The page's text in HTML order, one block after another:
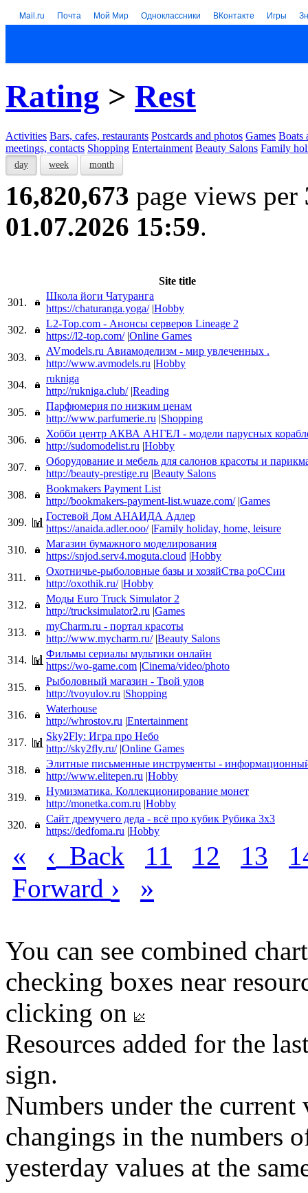
Mail.ru Почта Мой Мир Одноклассники ВКонтакте Игры
Rating > Rest
Activities Bars, cafes, restaurants Postcards and photos Games Boats
meetings, contacts Shopping Entertainment Beauty Salons Family
day week month
16,820,673 page views per
01.07.2026 15:59.
Site title
301.
Школа йоги Чатуранга
https://chaturanga.yoga/ |Hobby
302.
L2-Top.com - Анонсы серверов Lineage 2
https://l2-top.com/ |Online Games
303.
AVmodels.ru Авиамоделизм - мир увлеченных .
http://www.avmodels.ru |Hobby
304.
rukniga
http://rukniga.club/ |Reading
305.
Парфюмерия по низким ценам
http://www.parfumerie.ru |Shopping
306.
Хобби центр АКВА АНГЕЛ - модели парусных
http://sudomodelist.ru |Hobby
307.
Оборудование и мебель для салонов красоты и
http://beauty-prestige.ru |Beauty Salons
308.
Bookmakers Payment List
http://bookmakers-payment-list.wuaze.com/ |Games
309.
Гостевой Дом АНАИДА Адлер
https://anaida.adler.ooo/ |Family holiday, home, leisure
310.
Магазин бумажного моделирования
https://snjod.serv4.moguta.cloud |Hobby
311.
Охотничье-рыболовные базы и хозяйСтва роССии
http://oxothik.ru/ |Hobby
312.
Моды Euro Truck Simulator 2
http://trucksimulator2.ru |Games
313.
myCharm.ru - портал красоты
http://www.mycharm.ru/ |Beauty Salons
314.
Фильмы сериалы мультики онлайн
https://wo-game.com |Cinema/video/photo
315.
Рыболовный магазин - Твой улов
http://tvoyulov.ru |Shopping
316.
Waterhouse
http://whrostov.ru |Entertainment
317.
Sky2Fly: Игра про Небо
http://sky2fly.ru/ |Online Games
318.
Элитные письменные инструменты -
http://www.elitepen.ru |Hobby
319.
Нумизматика. Коллекционирование монет
http://monetka.com.ru |Hobby
320.
Сайт дремучего деда - всё про кубик Рубика 3х3
https://dedfoma.ru |Hobby
« ‹ Back 11 12 13
Forward › »
You can see combined
checking boxes near
clicking on
Resources added for the
sign.
Numbers under the
changings in the numbers
yesterday values at the